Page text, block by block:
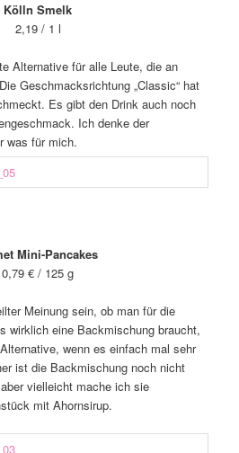
Kölln Smelk
2,19 / 1 l
Alternative für alle Leute, die an
Geschmacksrichtung „Classic“ hat
Es gibt den Drink auch noch
Ich denke der
was für mich.
Mini-Pancakes
0,79 € / 125 g
Meinung sein, ob man für die
wirklich eine Backmischung braucht,
wenn es einfach mal sehr
ist die Backmischung noch nicht
vielleicht mache ich sie
mit Ahornsirup.